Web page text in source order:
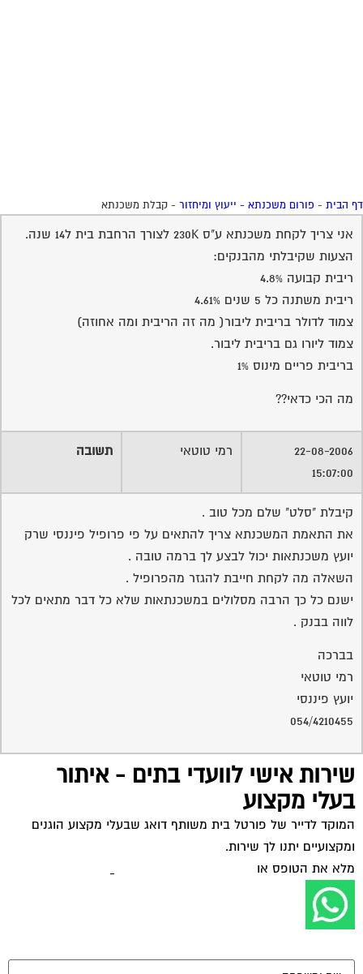
22-08-2006
15:07:00
רמי טוטאי תשובה
קיבלת "סלט" שלם מכל טוב .
את התאמת המשכנתא צריך להתאים על פי פרופיל פיננסי שרק
יועץ משכנתאות יכול לבצע לך ברמה טובה .
השאלה מה לקחת חייבת להגזר מהפרופיל .
בברכה
רמי טוטאי
יועץ פיננסי
054/4210455
שירות אישי לוועדי בתים - איתור
בעלי מקצוע
המוקד לדייר של פורטל בית משותף דואג שבעלי מקצוע הוגנים
מלא את הטופס או